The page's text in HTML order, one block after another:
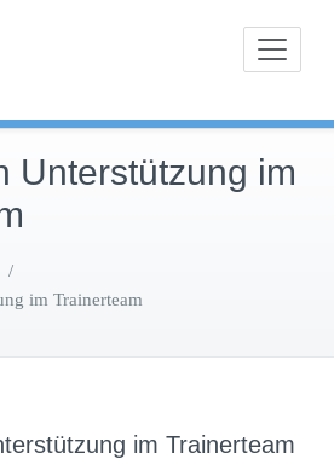
Interessen-Gemeinschaft Sprakel-
Unterstützung im
/
im Trainerteam
im Trainerteam